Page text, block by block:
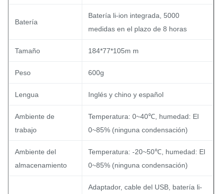
Batería
Batería li-ion integrada, 5000
medidas en el plazo de 8 horas
Tamaño 184*77*105m m
Peso 600g
Lengua Inglés y chino y español
Ambiente de
trabajo
Temperatura: 0~40℃, humedad: El
0~85% (ninguna condensación)
Ambiente del
almacenamiento
Temperatura: -20~50℃, humedad: El
0~85% (ninguna condensación)
Adaptador, cable del USB, batería li-